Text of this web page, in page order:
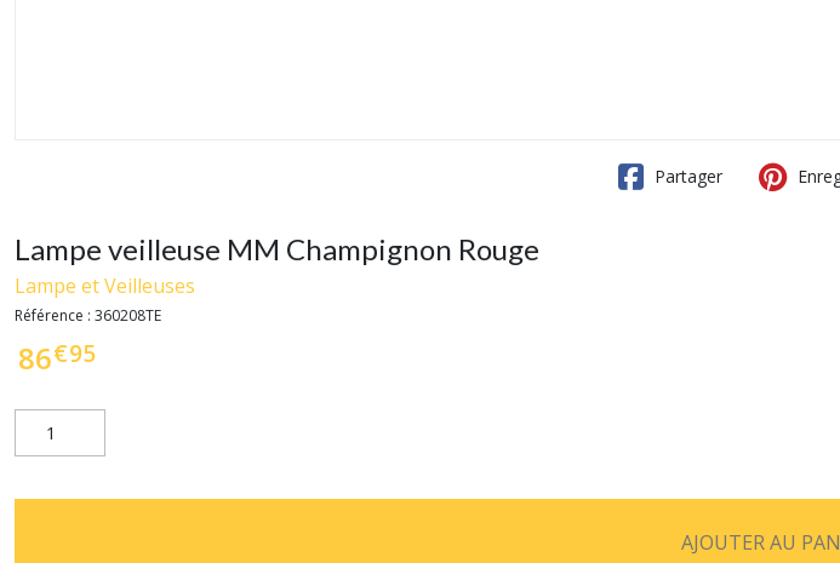
Partager
Lampe veilleuse MM Champignon Rouge
Lampe et Veilleuses
Référence : 360208TE
86€95
AJOUTER AU